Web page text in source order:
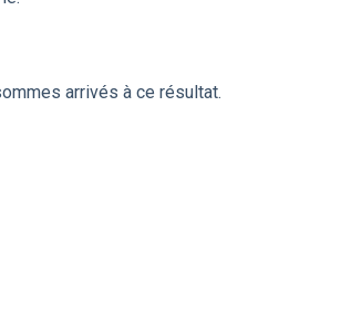
arrivés à ce résultat.